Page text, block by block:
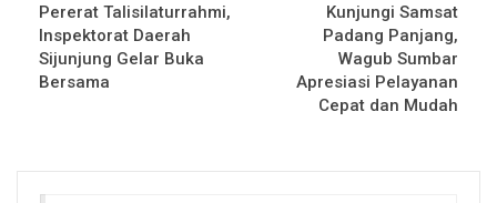
Pererat Talisilaturrahmi,
Inspektorat Daerah
Sijunjung Gelar Buka
Bersama
Kunjungi Samsat
Padang Panjang,
Wagub Sumbar
Apresiasi Pelayanan
Cepat dan Mudah